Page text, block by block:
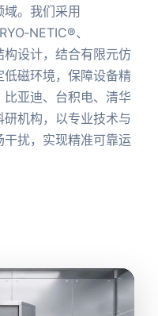
。我们采用
、
设计，结合有限元仿
磁环境，保障设备精
亚迪、台积电、清华
机构，以专业技术与
扰，实现精准可靠运